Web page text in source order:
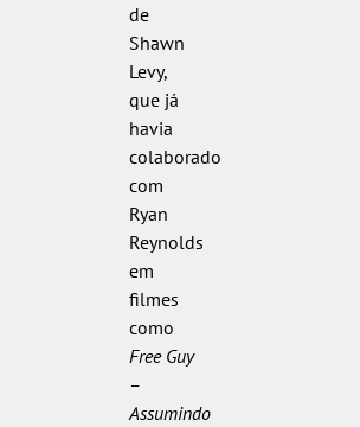
de
Shawn
Levy,
que já
havia
colaborado
com
Ryan
Reynolds
em
filmes
como
Free Guy
–
Assumindo